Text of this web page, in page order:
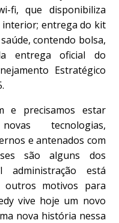
fi, que disponibiliza
entrega do kit
contendo bolsa,
entrega oficial do
Estratégico
e precisamos estar
tecnologias,
e antenados com
são alguns dos
está
outros motivos para
vive hoje um novo
nova história nessa